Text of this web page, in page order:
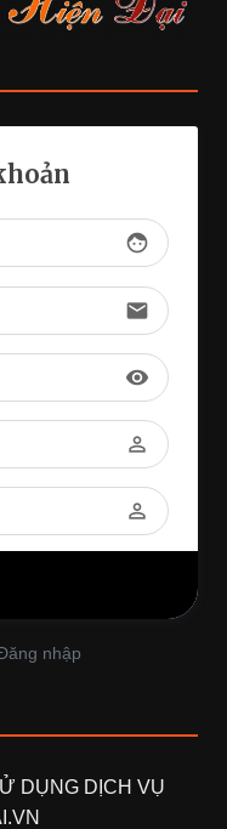
face
email
visibility
perm_identity
perm_identity
nhập
DỤNG DỊCH VỤ